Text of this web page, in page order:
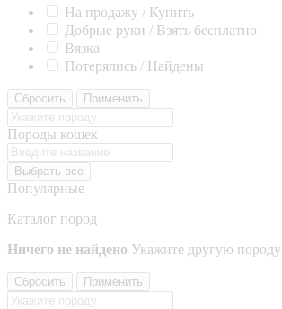
На продажу / Купить
Добрые руки / Взять бесплатно
Вязка
Потерялись / Найдены
Сбросить Применить
Породы кошек
Выбрать все
Популярные
Каталог пород
Ничего не найдено Укажите другую породу
Сбросить Применить